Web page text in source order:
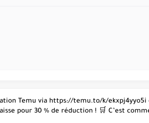
Temu via https://temu.to/k/
pour 30 % de réduction ! 🛒 C’est